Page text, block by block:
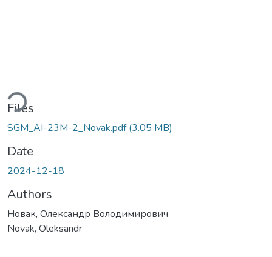
Files
SGM_АІ-23М-2_Novak.pdf(3.05 MB)
Date
2024-12-18
Authors
Новак, Олександр Володимирович
Novak, Oleksandr